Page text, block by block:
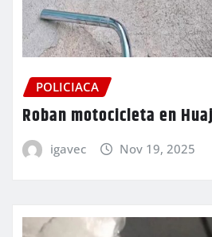
POLICIACA
Roban motocicleta en
igavec Nov 19, 2025